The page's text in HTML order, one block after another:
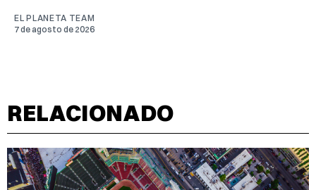
EL PLANETA TEAM
7 de agosto de 2026
RELACIONADO